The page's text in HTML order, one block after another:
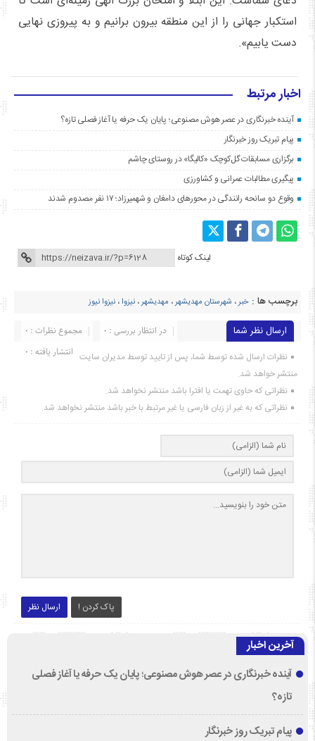
استکبار جهانی را از این منطقه بیرون برانیم و به پیروزی نهایی
دست یابیم».
اخبار مرتبط
آینده خبرنگاری در عصر هوش مصنوعی؛ پایان یک حرفه یا آغاز فصلی تازه؟
پیام تبریک روز خبرنگار
برگزاری مسابقات گل‌کوچک «کالیگا» در روستای چاشم
پیگیری مطالبات عمرانی و کشاورزی
وقوع دو سانحه رانندگی در محورهای دامغان و شهمیرزاد؛ ۱۷ نفر مصدوم شدند
لینک کوتاه
برچسب ها : خبر، شهرستان مهدیشهر، مهدیشهر، نیزوا ، نیزوا نیوز
ارسال نظر شما مجموع نظرات : 0
در انتظار بررسی : 0
انتشار یافته : ۰ نظرات ارسال شده توسط شما، پس از تایید توسط مدیران سایت
منتشر خواهد شد.
نظراتی که حاوی تهمت یا افترا باشد منتشر نخواهد شد.
نظراتی که به غیر از زبان فارسی یا غیر مرتبط با خبر باشد منتشر نخواهد شد.
ارسال نظر پاک کردن !
آخرین اخبار
آینده خبرنگاری در عصر هوش مصنوعی؛ پایان یک حرفه یا آغاز فصلی
تازه؟
پیام تبریک روز خبرنگار